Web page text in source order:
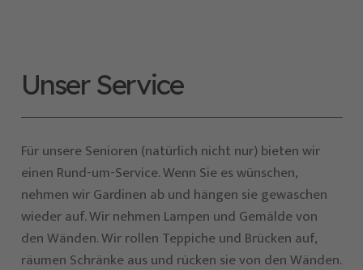
Unser Service
Für unsere Senioren (natürlich nicht nur) bieten wir
einen Rund-um-Service. Wenn Sie es wünschen,
nehmen wir Gardinen ab und hängen sie gewaschen
wieder auf. Wir nehmen Lampen und Gemälde von
den Wänden. Wir rollen Teppiche und Brücken auf,
räumen Schränke aus und rücken sie von den Wänden.